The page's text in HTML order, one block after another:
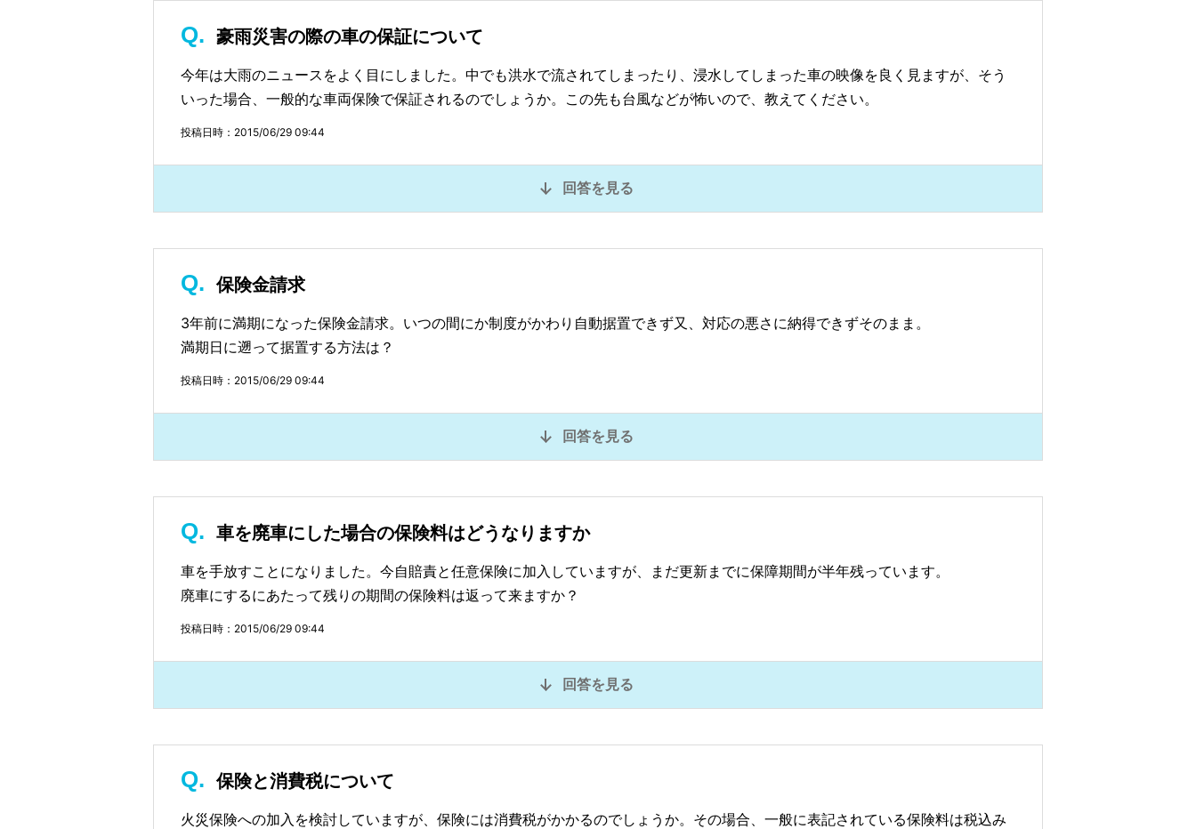
豪雨災害の際の車の保証について
今年は大雨のニュースをよく目にしました。中でも洪水で流されてしまったり、浸水してしまった車の映像を良く見ますが、そう
いった場合、一般的な車両保険で保証されるのでしょうか。この先も台風などが怖いので、教えてください。
投稿日時：2015/06/29 09:44
回答を見る
保険金請求
3年前に満期になった保険金請求。いつの間にか制度がかわり自動据置できず又、対応の悪さに納得できずそのまま。
満期日に遡って据置する方法は？
投稿日時：2015/06/29 09:44
回答を見る
車を廃車にした場合の保険料はどうなりますか
車を手放すことになりました。今自賠責と任意保険に加入していますが、まだ更新までに保障期間が半年残っています。
廃車にするにあたって残りの期間の保険料は返って来ますか？
投稿日時：2015/06/29 09:44
回答を見る
保険と消費税について
火災保険への加入を検討していますが、保険には消費税がかかるのでしょうか。その場合、一般に表記されている保険料は税込み